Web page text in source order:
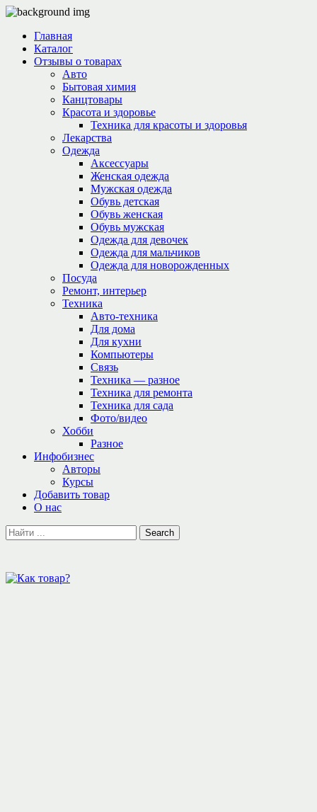
Главная
Каталог
Отзывы о товарах
Авто
Бытовая химия
Канцтовары
Красота и здоровье
Техника для красоты и здоровья
Лекарства
Одежда
Аксессуары
Женская одежда
Мужская одежда
Обувь детская
Обувь женская
Обувь мужская
Одежда для девочек
Одежда для мальчиков
Одежда для новорожденных
Посуда
Ремонт, интерьер
Техника
Авто-техника
Для дома
Для кухни
Компьютеры
Связь
Техника — разное
Техника для ремонта
Техника для сада
Фото/видео
Хобби
Разное
Инфобизнес
Авторы
Курсы
Добавить товар
О нас